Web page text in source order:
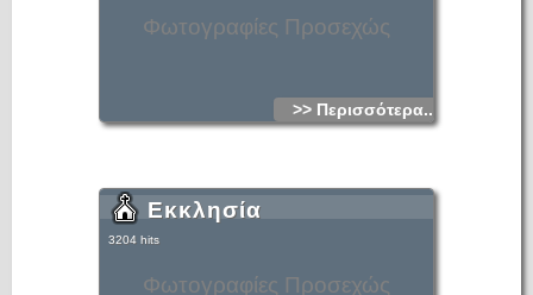
Φωτογραφίες Προσεχώς
>> Περισσότερα...
Φωτογραφίες Προσεχώς
Εκκλησία
3204 hits